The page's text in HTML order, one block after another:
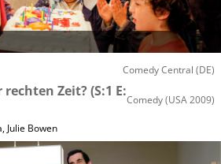
Comedy Central (DE)
rechten Zeit?(S:1 E:
Comedy(USA 2009)
, Julie Bowen